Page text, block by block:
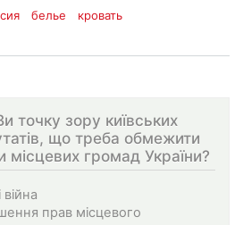
белье кровать
точку зору київських
що треба обмежити
місцевих громад України?
війна
прав місцевого